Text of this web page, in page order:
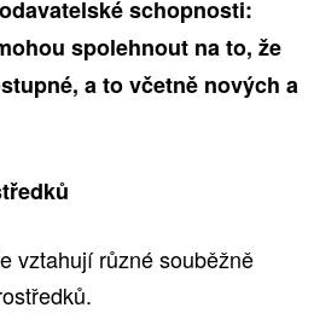
schopnosti:
spolehnout na to, že
a to včetně nových a
vztahují různé souběžně